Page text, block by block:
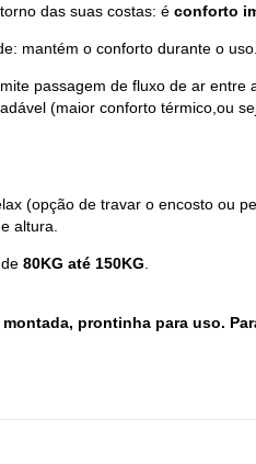
das suas costas: é conforto
mantém o conforto durante o uso.
passagem de fluxo de ar entre
(maior conforto térmico,ou
(opção de travar o encosto ou
altura.
80KG até 150KG
prontinha para uso.